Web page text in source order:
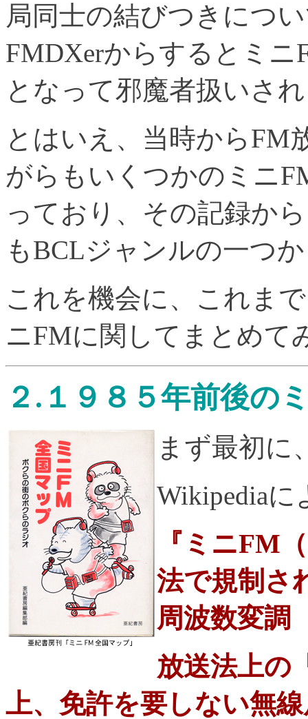
局同士の結びつきにつ
FMDXerからするとミ
となって邪魔者扱いさ
とはいえ、当時からFM
がらもいくつかのミニ
っており、その記録か
もBCLジャンルの一つ
これを機会に、これま
ニFMに関してまとめて
２.１９８５年前後の
まず最初に
Wikipediaに
『ミニFM
法で規制さ
周波数変調
放送法上の
上、免許を要しない無